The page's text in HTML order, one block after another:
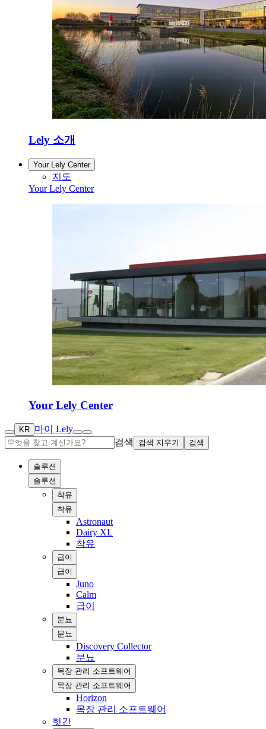
Lely 소개
Your Lely Center
지도
Your Lely Center
Your Lely Center
KR 마이 Lely
검색
검색 지우기 검색
솔루션
솔루션
착유
착유
Astronaut
Dairy XL
착유
급이
급이
Juno
Calm
급이
분뇨
분뇨
Discovery Collector
분뇨
목장 관리 소프트웨어
목장 관리 소프트웨어
Horizon
목장 관리 소프트웨어
헛간